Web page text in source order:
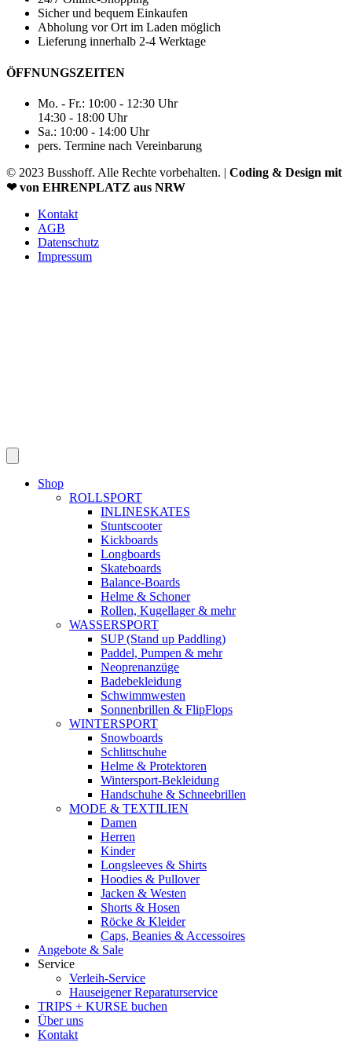
Sicher und bequem Einkaufen
Abholung vor Ort im Laden möglich
Lieferung innerhalb 2-4 Werktage
ÖFFNUNGSZEITEN
Mo. - Fr.: 10:00 - 12:30 Uhr
14:30 - 18:00 Uhr
Sa.: 10:00 - 14:00 Uhr
pers. Termine nach Vereinbarung
© 2023 Busshoff. Alle Rechte vorbehalten. | Coding & Design mit
❤ von EHRENPLATZ aus NRW
Kontakt
AGB
Datenschutz
Impressum
Shop
ROLLSPORT
INLINESKATES
Stuntscooter
Kickboards
Longboards
Skateboards
Balance-Boards
Helme & Schoner
Rollen, Kugellager & mehr
WASSERSPORT
SUP (Stand up Paddling)
Paddel, Pumpen & mehr
Neoprenanzüge
Badebekleidung
Schwimmwesten
Sonnenbrillen & FlipFlops
WINTERSPORT
Snowboards
Schlittschuhe
Helme & Protektoren
Wintersport-Bekleidung
Handschuhe & Schneebrillen
MODE & TEXTILIEN
Damen
Herren
Kinder
Longsleeves & Shirts
Hoodies & Pullover
Jacken & Westen
Shorts & Hosen
Röcke & Kleider
Caps, Beanies & Accessoires
Angebote & Sale
Service
Verleih-Service
Hauseigener Reparaturservice
TRIPS + KURSE buchen
Über uns
Kontakt